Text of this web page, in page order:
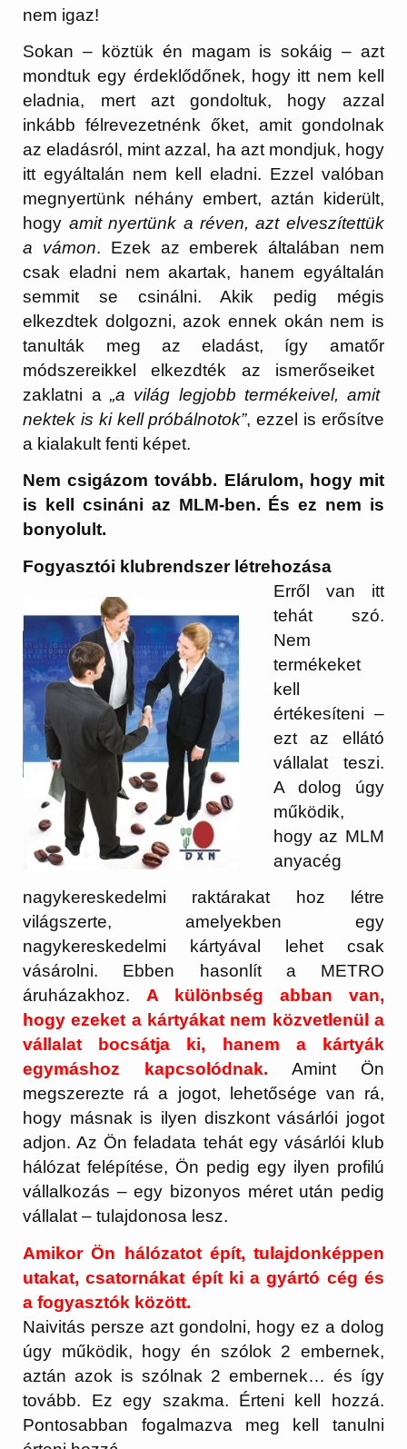
nem igaz!
Sokan – köztük én magam is sokáig – azt
mondtuk egy érdeklődőnek, hogy itt nem kell
eladnia, mert azt gondoltuk, hogy azzal
inkább félrevezetnénk őket, amit gondolnak
az eladásról, mint azzal, ha azt mondjuk, hogy
itt egyáltalán nem kell eladni. Ezzel valóban
megnyertünk néhány embert, aztán kiderült,
hogy amit nyertünk a réven, azt elveszítettük
a vámon. Ezek az emberek általában nem
csak eladni nem akartak, hanem egyáltalán
semmit se csinálni. Akik pedig mégis
elkezdtek dolgozni, azok ennek okán nem is
tanulták meg az eladást, így amatőr
módszereikkel elkezdték az ismerőseiket
zaklatni a „a világ legjobb termékeivel, amit
nektek is ki kell próbálnotok”, ezzel is erősítve
a kialakult fenti képet.
Nem csigázom tovább. Elárulom, hogy mit
is kell csináni az MLM-ben. És ez nem is
bonyolult.
Fogyasztói klubrendszer létrehozása
Erről van itt
tehát szó.
Nem
termékeket
kell
értékesíteni –
ezt az ellátó
vállalat teszi.
A dolog úgy
működik,
hogy az MLM
anyacég
nagykereskedelmi raktárakat hoz létre
világszerte, amelyekben egy
nagykereskedelmi kártyával lehet csak
vásárolni. Ebben hasonlít a METRO
áruházakhoz.A különbség abban van,
hogy ezeket a kártyákat nem közvetlenül a
vállalat bocsátja ki, hanem a kártyák
egymáshoz kapcsolódnak.
Amint Ön
megszerezte rá a jogot,
lehetősége van rá,
hogy másnak is ilyen diszkont vásárlói jogot
adjon. Az Ön feladata tehát egy vásárlói klub
hálózat felépítése, Ön pedig egy ilyen profilú
vállalkozás – egy bizonyos méret után pedig
vállalat – tulajdonosa lesz.
Amikor Ön hálózatot épít, tulajdonképpen
utakat, csatornákat épít ki a gyártó cég és
a fogyasztók között.
Naivitás persze azt gondolni, hogy ez a dolog
úgy működik, hogy én szólok 2 embernek,
aztán azok is szólnak 2 embernek… és így
tovább. Ez egy szakma. Érteni kell hozzá.
Pontosabban fogalmazva meg kell tanulni